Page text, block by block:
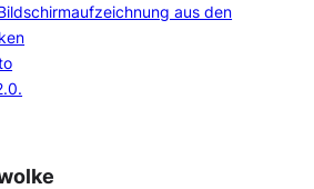
aus den